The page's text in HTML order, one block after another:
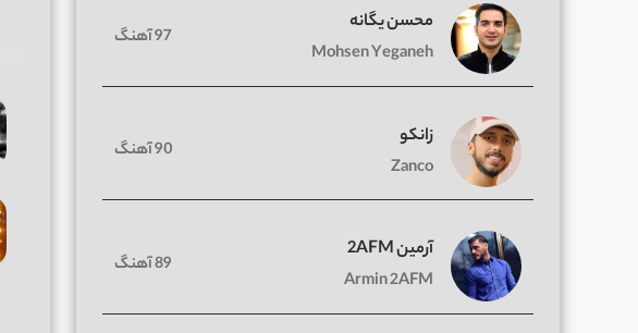
محسن یگانه
Mohsen Yeganeh
97 آهنگ
زانکو
Zanco
90 آهنگ
آرمین 2AFM
Armin 2AFM
89 آهنگ